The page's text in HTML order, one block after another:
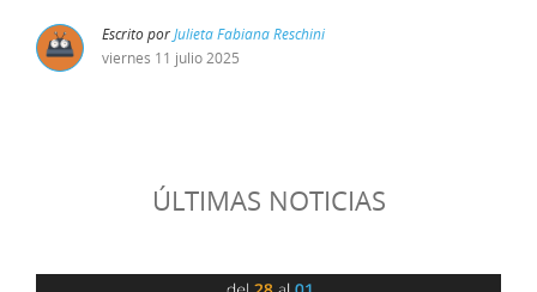
Escrito porJulieta Fabiana Reschini
viernes 11 julio2025
ÚLTIMAS NOTICIAS